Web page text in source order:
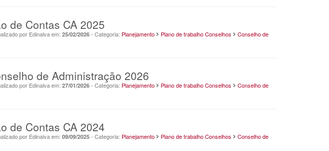
de Contas CA 2025
por Edinalva em: 25/02/2026 - Categoria: Planejamento Plano de trabalho Conselhos
Conselho de
de Administração 2026
por Edinalva em: 27/01/2026 - Categoria: Planejamento Plano de trabalho Conselhos
Conselho de
de Contas CA 2024
por Edinalva em: 09/09/2025 - Categoria: Planejamento Plano de trabalho Conselhos
Conselho de